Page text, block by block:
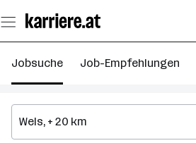
Seiteninhalt
springen
Jobsuche Job-Empfehlungen